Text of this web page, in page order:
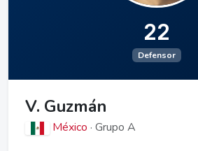
22
Defensor
V. Guzmán
México · Grupo A